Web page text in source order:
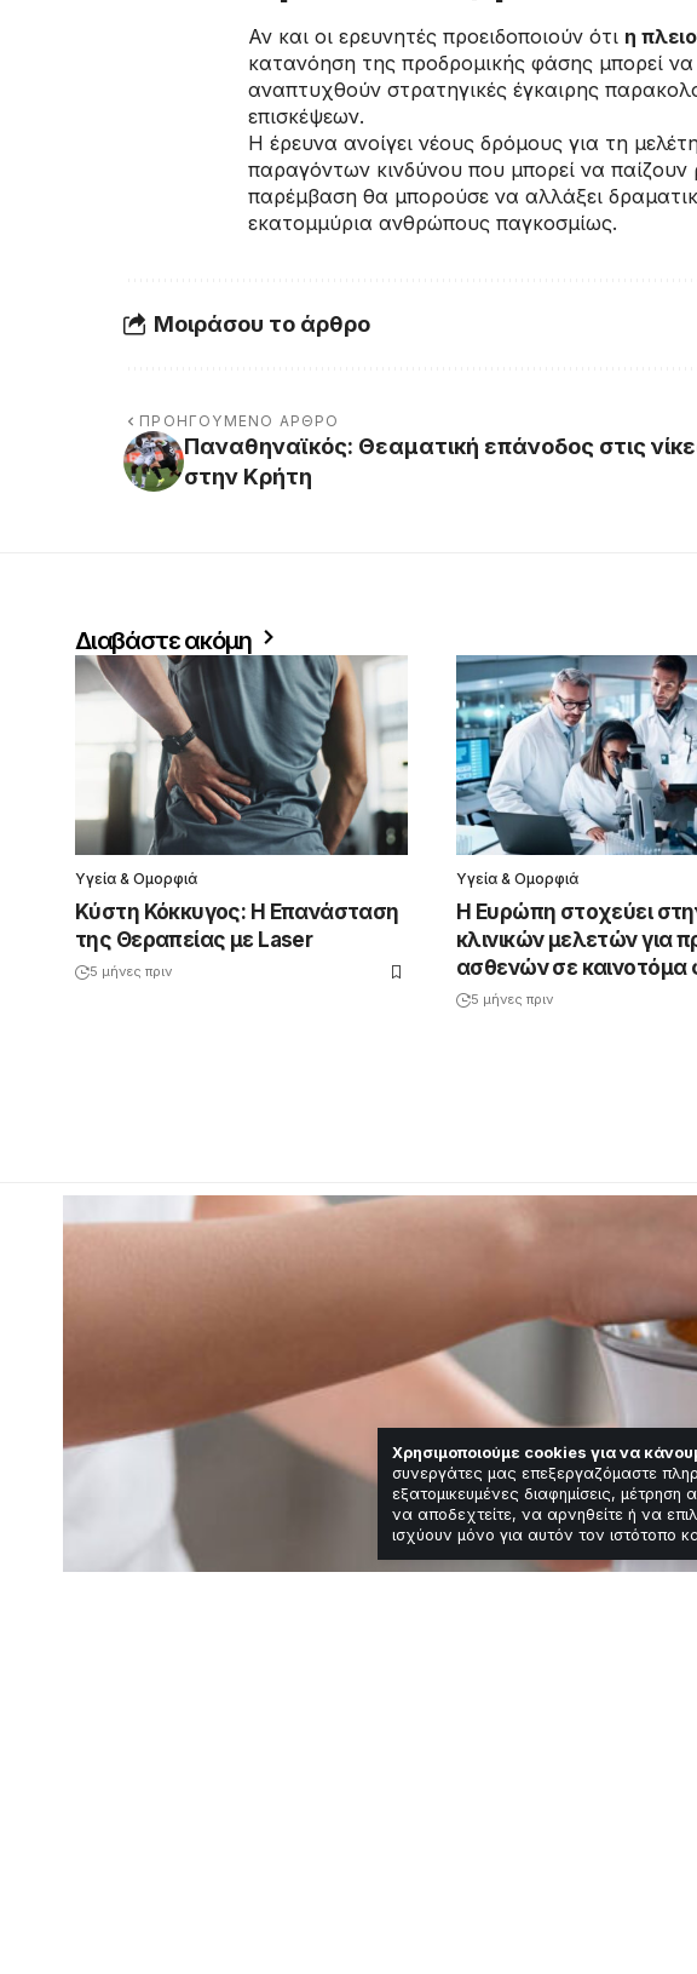
Χρησιμοποιούμε cookies για να
συνεργάτες μας επεξεργαζόμαστε
εξατομικευμένες διαφημίσεις,
να αποδεχτείτε, να αρνηθείτε ή να
ισχύουν μόνο για αυτόν τον ιστότοπο
Αν και οι ερευνητές προειδοποιούν ότι η
κατανόηση της προδρομικής φάσης μπορεί
αναπτυχθούν στρατηγικές έγκαιρης
επισκέψεων.
Η έρευνα ανοίγει νέους δρόμους για τη
παραγόντων κινδύνου που μπορεί να
παρέμβαση θα μπορούσε να αλλάξει
εκατομμύρια ανθρώπους παγκοσμίως.
Μοιράσου το άρθρο
ΠΡΟΗΓΟΎΜΕΝΟ ΆΡΘΡΟ
Παναθηναϊκός: Θεαματική επάνοδος στις
στην Κρήτη
Διαβάστε ακόμη
Υγεία & Ομορφιά
Κύστη Κόκκυγος: Η Επανάσταση
της Θεραπείας με Laser
5 μήνες πριν
Υγεία & Ομορφιά
Η Ευρώπη στοχεύει
κλινικών μελετών για
ασθενών σε
5 μήνες πριν